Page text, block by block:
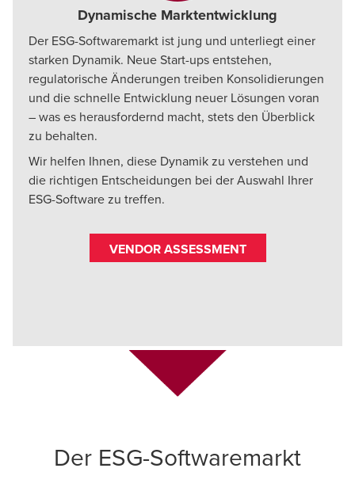
Dynamische Marktentwicklung
Der ESG-Softwaremarkt ist jung und unterliegt einer
starken Dynamik. Neue Start-ups entstehen,
regulatorische Änderungen treiben Konsolidierungen
und die schnelle Entwicklung neuer Lösungen voran
– was es herausfordernd macht, stets den Überblick
zu behalten.
Wir helfen Ihnen, diese Dynamik zu verstehen und
die richtigen Entscheidungen bei der Auswahl Ihrer
ESG-Software zu treffen.
VENDOR ASSESSMENT
Der ESG-Softwaremarkt